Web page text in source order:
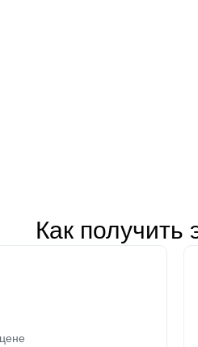
Как получить